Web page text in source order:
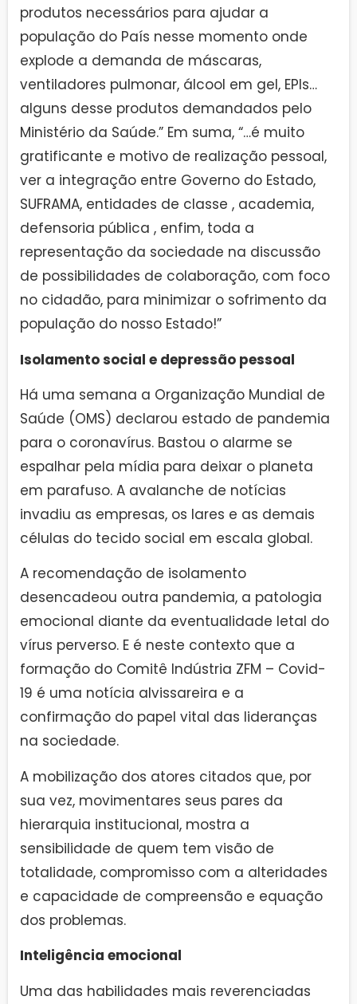
produtos necessários para ajudar a
população do País nesse momento onde
explode a demanda de máscaras,
ventiladores pulmonar, álcool em gel, EPIs…
alguns desse produtos demandados pelo
Ministério da Saúde.” Em suma, “…é muito
gratificante e motivo de realização pessoal,
ver a integração entre Governo do Estado,
SUFRAMA, entidades de classe , academia,
defensoria pública , enfim, toda a
representação da sociedade na discussão
de possibilidades de colaboração, com foco
no cidadão, para minimizar o sofrimento da
população do nosso Estado!”
Isolamento social e depressão pessoal
Há uma semana a Organização Mundial de
Saúde (OMS) declarou estado de pandemia
para o coronavírus. Bastou o alarme se
espalhar pela mídia para deixar o planeta
em parafuso. A avalanche de notícias
invadiu as empresas, os lares e as demais
células do tecido social em escala global.
A recomendação de isolamento
desencadeou outra pandemia, a patologia
emocional diante da eventualidade letal do
vírus perverso. E é neste contexto que a
formação do Comitê Indústria ZFM – Covid-
19 é uma notícia alvissareira e a
confirmação do papel vital das lideranças
na sociedade.
A mobilização dos atores citados que, por
sua vez, movimentares seus pares da
hierarquia institucional, mostra a
sensibilidade de quem tem visão de
totalidade, compromisso com a alteridades
e capacidade de compreensão e equação
dos problemas.
Inteligência emocional
Uma das habilidades mais reverenciadas